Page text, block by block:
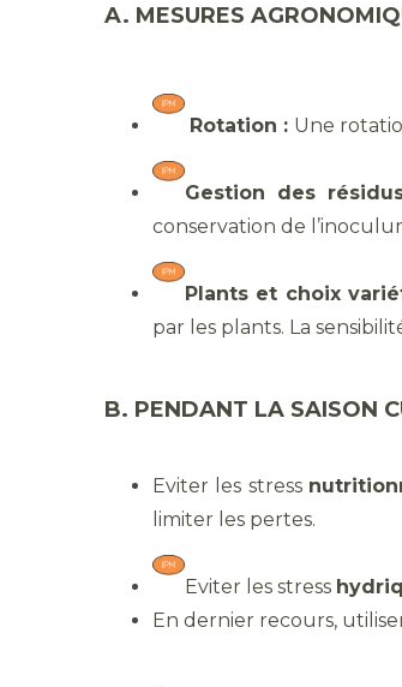
A. MESURES
Rotation : Une
Gestion des
conservation de
Plants et choix
par les plants. La
B. PENDANT LA SAISON
Eviter les stress
limiter les pertes.
Eviter les stress
En dernier recours,